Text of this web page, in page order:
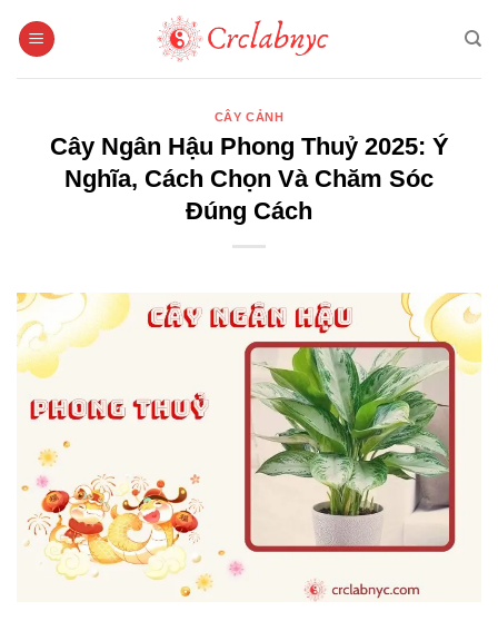
qua
CÂY CẢNH
Cây Ngân Hậu Phong Thuỷ 2025: Ý
Nghĩa, Cách Chọn Và Chăm Sóc
Đúng Cách